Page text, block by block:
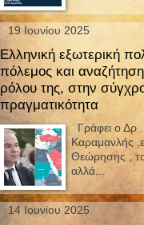
19 Ιουνίου 2025
Ελληνική εξωτερική
πόλεμος και
ρόλου της, στην
πραγματικότητα
Γράφει ο Δρ
Καραμανλής
Θεώρησης ,
αλλά...
14 Ιουνίου 2025